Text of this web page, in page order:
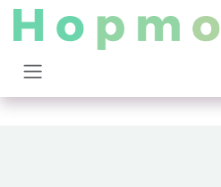
Se rendre au contenu